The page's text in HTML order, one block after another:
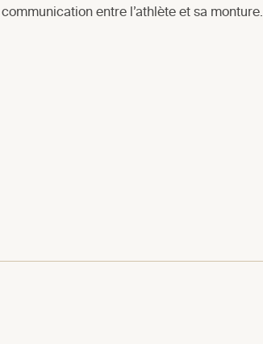
communication entre l’athlète et sa monture.